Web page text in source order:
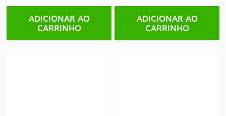
ADICIONAR AO
CARRINHO
ADICIONAR AO
CARRINHO